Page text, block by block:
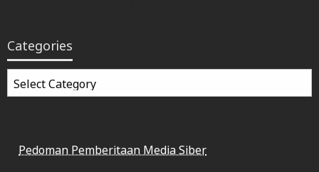
Categories
Categories
Pedoman Pemberitaan Media Siber